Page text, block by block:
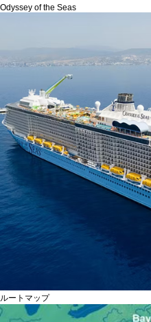
Odyssey of the Seas
ルートマップ